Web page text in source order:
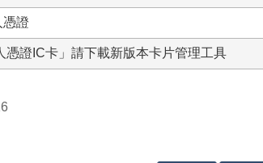
證
證IC卡」請下載新版本卡片管理工具